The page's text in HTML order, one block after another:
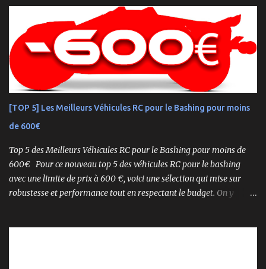
de boîte. 🏆 Héritage de Compétition, Prêt pour l’Aventure Basé sur
une plateforme au palmarès impressionnant — dont plusieurs
titres de champion du monde — le NEO 4.0 est conçu pour la
performance pure. Que vous soyez débutant ou mordu confirmé ,
ce buggy offre une prise en main rapide , une construction robuste
et une conduite précise , aussi bien sur piste que sur terrain
assemblé Moteur thermique KE21SP avec lanceur manuel
Électronique installée Carrosserie peinte et décorée Radio à volant
[TOP 5] Les Meilleurs Véhicules RC pour le Bashing pour moins
de 600€
Top 5 des Meilleurs Véhicules RC pour le Bashing pour moins de
600€ Pour ce nouveau top 5 des véhicules RC pour le bashing
avec une limite de prix à 600 €, voici une sélection qui mise sur
robustesse et performance tout en respectant le budget. On y